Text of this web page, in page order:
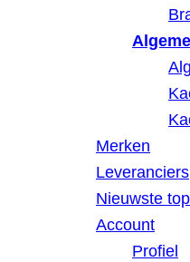
Merken
Leveranciers
Nieuwste
Account
Profiel